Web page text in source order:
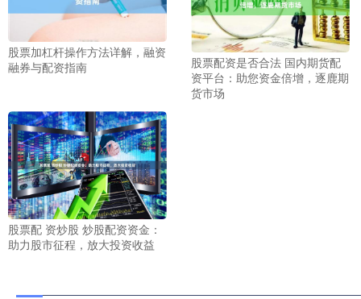
股票加杠杆操作方法详解，融资
融券与配资指南
股票配资是否合法 国内期货配
资平台：助您资金倍增，逐鹿期
货市场
股票配 资炒股 炒股配资资金：
助力股市征程，放大投资收益